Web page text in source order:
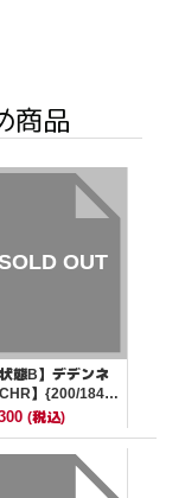
商品
状態B】デデンネ
CHR】{200/184}
(税込)